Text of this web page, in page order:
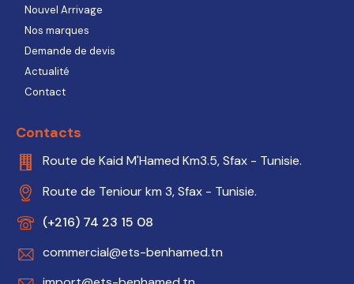
Nouvel Arrivage
Nos marques
Demande de devis
Actualité
Contact
Contacts
Route de Kaid M'Hamed Km3.5, Sfax - Tunisie.
Route de Teniour km 3, Sfax - Tunisie.
(+216) 74 23 15 08
commercial@ets-benhamed.tn